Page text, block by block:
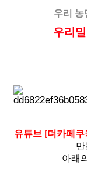
우리 농
우리
유튜브 [더카페
아래